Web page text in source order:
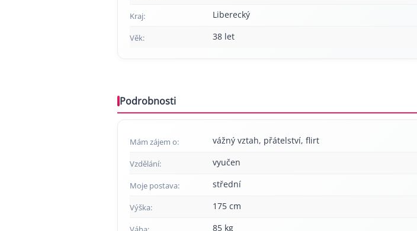
Kraj: Liberecký
Věk: 38 let
Podrobnosti
Mám zájem o: vážný vztah, přátelství, flirt
Vzdělání: vyučen
Moje postava: střední
Výška: 175 cm
85 kg